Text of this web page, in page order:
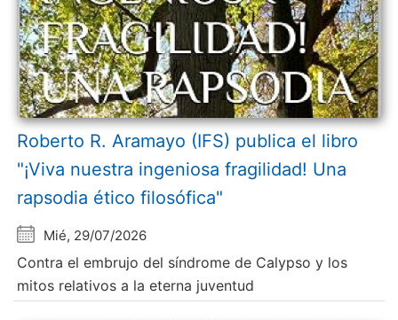
Roberto R. Aramayo (IFS) publica el libro
"¡Viva nuestra ingeniosa fragilidad! Una
rapsodia ético filosófica"
Mié, 29/07/2026
Contra el embrujo del síndrome de Calypso y los
mitos relativos a la eterna juventud